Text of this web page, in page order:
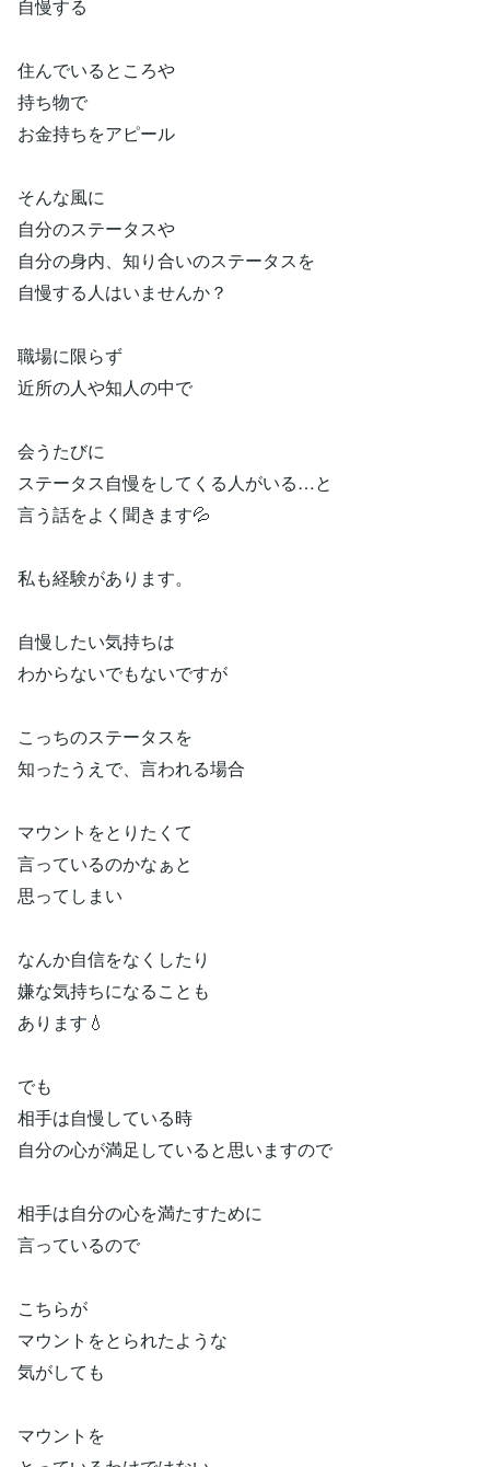
自慢する
住んでいるところや
持ち物で
お金持ちをアピール
そんな風に
自分のステータスや
自分の身内、知り合いのステータスを
自慢する人はいませんか？
職場に限らず
近所の人や知人の中で
会うたびに
ステータス自慢をしてくる人がいる…と
言う話をよく聞きます💦
私も経験があります。
自慢したい気持ちは
わからないでもないですが
こっちのステータスを
知ったうえで、言われる場合
マウントをとりたくて
言っているのかなぁと
思ってしまい
なんか自信をなくしたり
嫌な気持ちになることも
あります💧
でも
相手は自慢している時
自分の心が満足していると思いますので
相手は自分の心を満たすために
言っているので
こちらが
マウントをとられたような
気がしても
マウントを